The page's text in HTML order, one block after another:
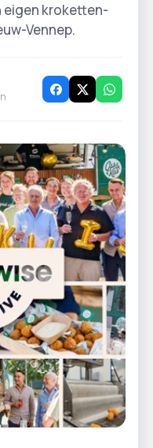
eigen kroketten-
Vennep.